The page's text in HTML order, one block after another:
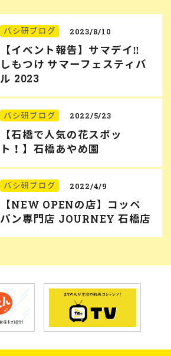
バシ研ブログ 2023/8/10
【イベント報告】サマデイ‼︎
しもつけ サマーフェスティバ
ル 2023
バシ研ブログ 2022/5/23
【石橋で人気の花スポッ
ト！】石橋あやめ園
バシ研ブログ 2022/4/9
【NEW OPENの店】コッペ
パン専門店 JOURNEY 石橋店